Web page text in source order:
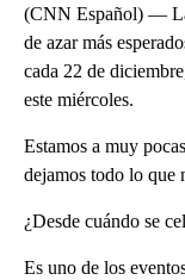
(CNN Español) —
de azar más
cada 22 de
este miércoles.
Estamos a muy
dejamos todo lo que
¿Desde cuándo se
Es uno de los